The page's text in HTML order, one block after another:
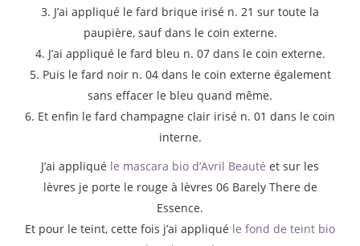
3. J’ai appliqué le fard brique irisé n. 21 sur toute la
paupière, sauf dans le coin externe.
4. J’ai appliqué le fard bleu n. 07 dans le coin externe.
5. Puis le fard noir n. 04 dans le coin externe également
sans effacer le bleu quand même.
6. Et enfin le fard champagne clair irisé n. 01 dans le coin
interne.
J’ai appliqué le mascara bio d’Avril Beauté et sur les
lèvres je porte le rouge à lèvres 06 Barely There de
Essence.
Et pour le teint, cette fois j’ai appliqué le fond de teint bio